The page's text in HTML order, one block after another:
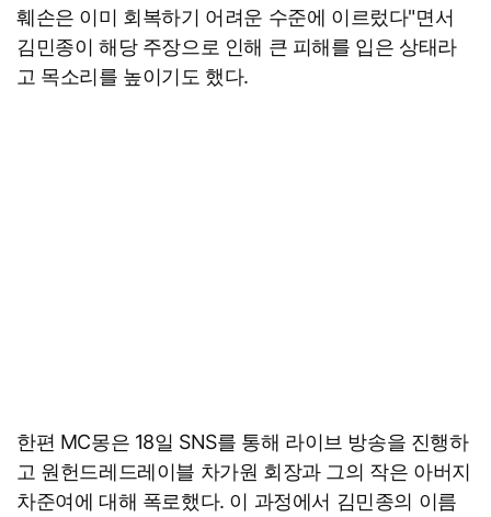
훼손은 이미 회복하기 어려운 수준에 이르렀다"면서
김민종이 해당 주장으로 인해 큰 피해를 입은 상태라
고 목소리를 높이기도 했다.
한편 MC몽은 18일 SNS를 통해 라이브 방송을 진행하
고 원헌드레드레이블 차가원 회장과 그의 작은 아버지
차준여에 대해 폭로했다. 이 과정에서 김민종의 이름